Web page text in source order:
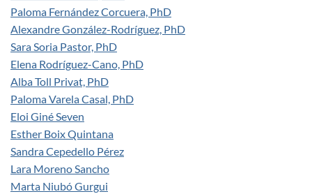
Paloma Fernández Corcuera, PhD
Alexandre González-Rodríguez, PhD
Sara Soria Pastor, PhD
Elena Rodríguez-Cano, PhD
Alba Toll Privat, PhD
Paloma Varela Casal, PhD
Eloi Giné Seven
Esther Boix Quintana
Sandra Cepedello Pérez
Lara Moreno Sancho
Marta Niubó Gurgui